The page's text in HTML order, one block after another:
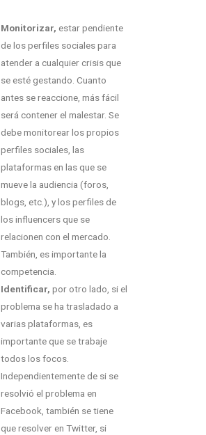
Monitorizar, estar pendiente
de los perfiles sociales para
atender a cualquier crisis que
se esté gestando. Cuanto
antes se reaccione, más fácil
será contener el malestar. Se
debe monitorear los propios
perfiles sociales, las
plataformas en las que se
mueve la audiencia (foros,
blogs, etc.), y los perfiles de
los influencers que se
relacionen con el mercado.
También, es importante la
competencia.
Identificar, por otro lado, si el
problema se ha trasladado a
varias plataformas, es
importante que se trabaje
todos los focos.
Independientemente de si se
resolvió el problema en
Facebook, también se tiene
que resolver en Twitter, si